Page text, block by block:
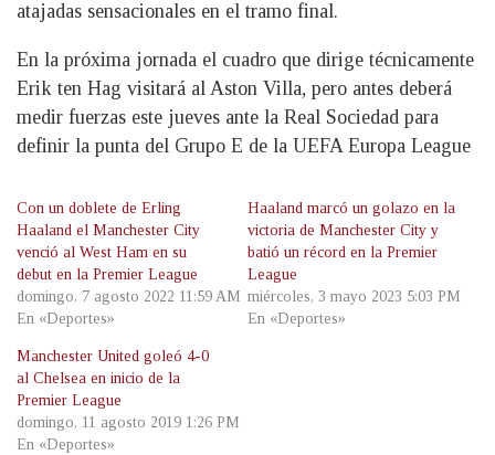
atajadas sensacionales en el tramo final.
En la próxima jornada el cuadro que dirige técnicamente
Erik ten Hag visitará al Aston Villa, pero antes deberá
medir fuerzas este jueves ante la Real Sociedad para
definir la punta del Grupo E de la UEFA Europa League
Con un doblete de Erling
Haaland el Manchester City
venció al West Ham en su
debut en la Premier League
domingo, 7 agosto 2022 11:59 AM
En «Deportes»
Haaland marcó un golazo en la
victoria de Manchester City y
batió un récord en la Premier
League
miércoles, 3 mayo 2023 5:03 PM
En «Deportes»
Manchester United goleó 4-0
al Chelsea en inicio de la
Premier League
domingo, 11 agosto 2019 1:26 PM
En «Deportes»